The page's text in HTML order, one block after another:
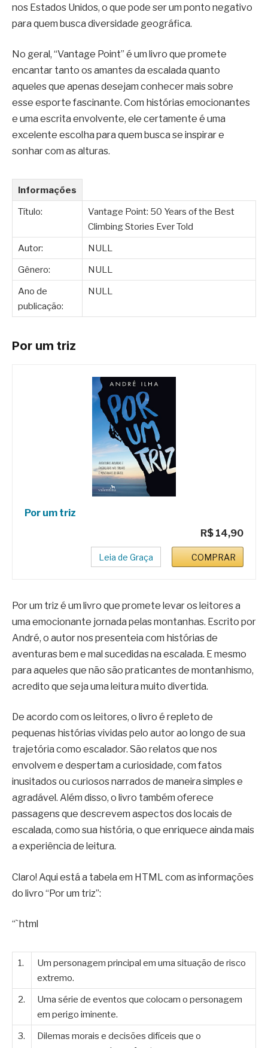
nos Estados Unidos, o que pode ser um ponto negativo
para quem busca diversidade geográfica.
No geral, “Vantage Point” é um livro que promete
encantar tanto os amantes da escalada quanto
aqueles que apenas desejam conhecer mais sobre
esse esporte fascinante. Com histórias emocionantes
e uma escrita envolvente, ele certamente é uma
excelente escolha para quem busca se inspirar e
sonhar com as alturas.
Informações
Título:
Vantage Point: 50 Years of the Best
Climbing Stories Ever Told
Autor:
NULL
Gênero:
NULL
Ano de
publicação:
NULL
Por um triz
Por um triz
R$ 14,90
Leia de Graça COMPRAR
Por um triz é um livro que promete levar os leitores a
uma emocionante jornada pelas montanhas. Escrito por
André, o autor nos presenteia com histórias de
aventuras bem e mal sucedidas na escalada. E mesmo
para aqueles que não são praticantes de montanhismo,
acredito que seja uma leitura muito divertida.
De acordo com os leitores, o livro é repleto de
pequenas histórias vividas pelo autor ao longo de sua
trajetória como escalador. São relatos que nos
envolvem e despertam a curiosidade, com fatos
inusitados ou curiosos narrados de maneira simples e
agradável. Além disso, o livro também oferece
passagens que descrevem aspectos dos locais de
escalada, como sua história, o que enriquece ainda mais
a experiência de leitura.
Claro! Aqui está a tabela em HTML com as informações
do livro “Por um triz”:
“`html
1.
Um personagem principal em uma situação de risco
extremo.
2.
Uma série de eventos que colocam o personagem
em perigo iminente.
3.
Dilemas morais e decisões difíceis que o